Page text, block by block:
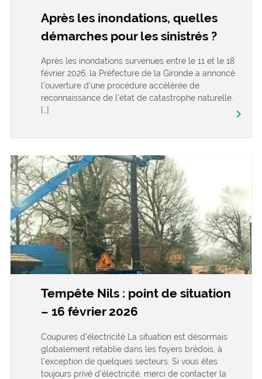
Après les inondations, quelles
démarches pour les sinistrés ?
Après les inondations survenues entre le 11 et le 18
février 2026, la Préfecture de la Gironde a annoncé
l’ouverture d’une procédure accélérée de
reconnaissance de l’état de catastrophe naturelle.
[…]
keyboard_arrow_right
Tempête Nils : point de situation
– 16 février 2026
Coupures d’électricité La situation est désormais
globalement rétablie dans les foyers brédois, à
l’exception de quelques secteurs. Si vous êtes
toujours privé d’électricité, merci de contacter la